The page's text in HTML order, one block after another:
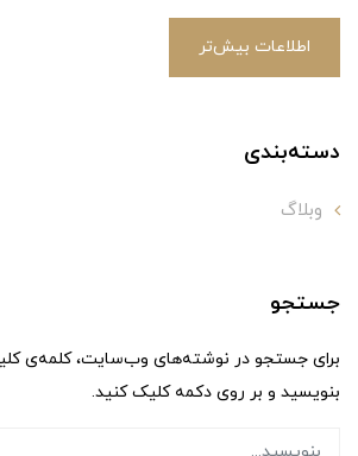
اطلاعات بیش‌تر
دسته‌بندی
وبلاگ
جستجو
برای جستجو در نوشته‌های وب‌سایت، کلمه‌ی
بنویسید و بر روی دکمه کلیک کنید.